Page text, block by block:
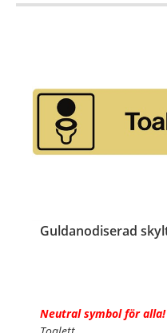
Guldanodiserad
Neutral symbol för alla!